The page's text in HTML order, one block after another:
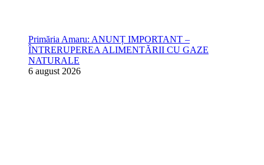
Primăria Amaru: ANUNȚ IMPORTANT –
ÎNTRERUPEREA ALIMENTĂRII CU GAZE
NATURALE
6 august 2026